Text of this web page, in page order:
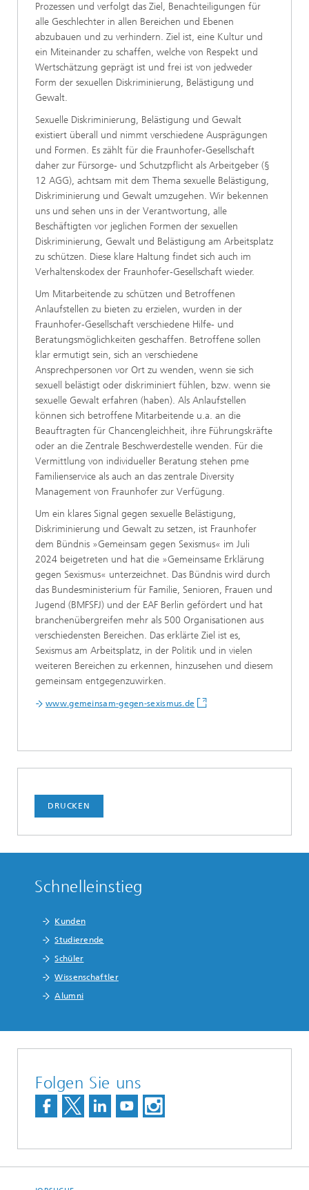
Prozessen und verfolgt das Ziel, Benachteiligungen für
alle Geschlechter in allen Bereichen und Ebenen
abzubauen und zu verhindern. Ziel ist, eine Kultur und
ein Miteinander zu schaffen, welche von Respekt und
Wertschätzung geprägt ist und frei ist von jedweder
Form der sexuellen Diskriminierung, Belästigung und
Gewalt.
Sexuelle Diskriminierung, Belästigung und Gewalt
existiert überall und nimmt verschiedene Ausprägungen
und Formen. Es zählt für die Fraunhofer-Gesellschaft
daher zur Fürsorge- und Schutzpflicht als Arbeitgeber (§
12 AGG), achtsam mit dem Thema sexuelle Belästigung,
Diskriminierung und Gewalt umzugehen. Wir bekennen
uns und sehen uns in der Verantwortung, alle
Beschäftigten vor jeglichen Formen der sexuellen
Diskriminierung, Gewalt und Belästigung am Arbeitsplatz
zu schützen. Diese klare Haltung findet sich auch im
Verhaltenskodex der Fraunhofer-Gesellschaft wieder.
Um Mitarbeitende zu schützen und Betroffenen
Anlaufstellen zu bieten zu erzielen, wurden in der
Fraunhofer-Gesellschaft verschiedene Hilfe- und
Beratungsmöglichkeiten geschaffen. Betroffene sollen
klar ermutigt sein, sich an verschiedene
Ansprechpersonen vor Ort zu wenden, wenn sie sich
sexuell belästigt oder diskriminiert fühlen, bzw. wenn sie
sexuelle Gewalt erfahren (haben). Als Anlaufstellen
können sich betroffene Mitarbeitende u.a. an die
Beauftragten für Chancengleichheit, ihre Führungskräfte
oder an die Zentrale Beschwerdestelle wenden. Für die
Vermittlung von individueller Beratung stehen pme
Familienservice als auch an das zentrale Diversity
Management von Fraunhofer zur Verfügung.
Um ein klares Signal gegen sexuelle Belästigung,
Diskriminierung und Gewalt zu setzen, ist Fraunhofer
dem Bündnis »Gemeinsam gegen Sexismus« im Juli
2024 beigetreten und hat die »Gemeinsame Erklärung
gegen Sexismus« unterzeichnet. Das Bündnis wird durch
das Bundesministerium für Familie, Senioren, Frauen und
Jugend (BMFSFJ) und der EAF Berlin gefördert und hat
branchenübergreifen mehr als 500 Organisationen aus
verschiedensten Bereichen. Das erklärte Ziel ist es,
Sexismus am Arbeitsplatz, in der Politik und in vielen
weiteren Bereichen zu erkennen, hinzusehen und diesem
gemeinsam entgegenzuwirken.
www.gemeinsam-gegen-sexismus.de
DRUCKEN
Schnelleinstieg
Kunden
Studierende
Schüler
Wissenschaftler
Alumni
Folgen Sie uns